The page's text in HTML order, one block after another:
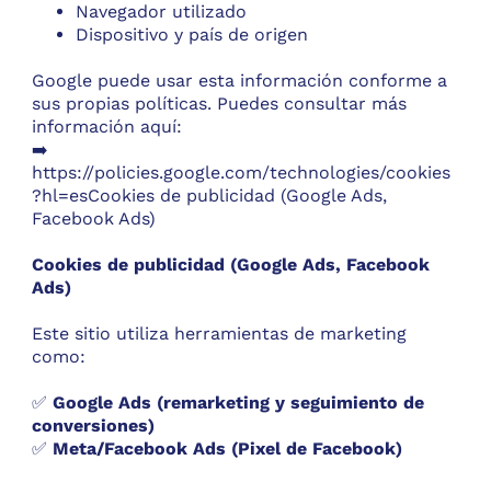
Navegador utilizado
Dispositivo y país de origen
Google puede usar esta información conforme a
sus propias políticas. Puedes consultar más
información aquí:
➡️
https://policies.google.com/technologies/cookies
?hl=esCookies de publicidad (Google Ads,
Facebook Ads)
Cookies de publicidad (Google Ads, Facebook
Ads)
Este sitio utiliza herramientas de marketing
como:
✅ Google Ads (remarketing y seguimiento de
conversiones)
✅ Meta/Facebook Ads (Pixel de Facebook)